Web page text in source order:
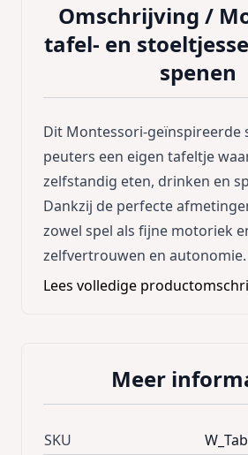
Omschrijving /
tafel- en
spenen
Dit Montessori-geïnspireerde
peuters een eigen tafeltje
zelfstandig eten, drinken en
Dankzij de perfecte
zowel spel als fijne motoriek
zelfvertrouwen en autonomie.
Lees volledige
Meer
SKU